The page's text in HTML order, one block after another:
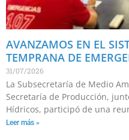
AVANZAMOS EN EL
TEMPRANA DE
31/07/2026
La Subsecretaría de Medio
Secretaría de Producción,
Hídricos, participó de una
Leer más »